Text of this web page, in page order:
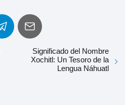
Significado del Nombre
Xochitl: Un Tesoro de la
Lengua Náhuatl